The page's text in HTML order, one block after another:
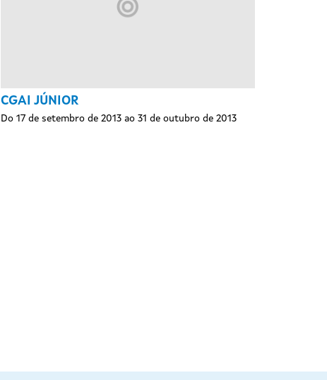
CGAI JÚNIOR
Do 17 de setembro de 2013 ao 31 de outubro de 2013